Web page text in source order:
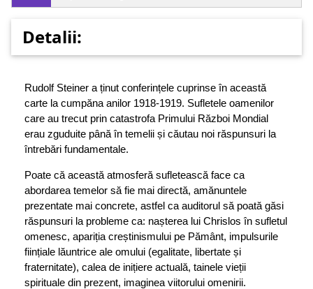
Detalii:
Rudolf Steiner a ținut conferințele cuprinse în această
carte la cumpăna anilor 1918-1919. Sufletele oamenilor
care au trecut prin catastrofa Primului Război Mondial
erau zguduite până în temelii și căutau noi răspunsuri la
întrebări fundamentale.
Poate că această atmosferă sufletească face ca
abordarea temelor să fie mai directă, amănuntele
prezentate mai concrete, astfel ca auditorul să poată găsi
răspunsuri la probleme ca: nașterea lui Chrislos în sufletul
omenesc, apariția creștinismului pe Pământ, impulsurile
ființiale lăuntrice ale omului (egalitate, libertate și
fraternitate), calea de inițiere actuală, tainele vieții
spirituale din prezent, imaginea viitorului omenirii.